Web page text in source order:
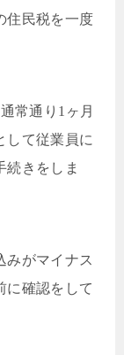
住民税を一度
常通り1ヶ月
して従業員に
続きをしま
みがマイナス
に確認をして